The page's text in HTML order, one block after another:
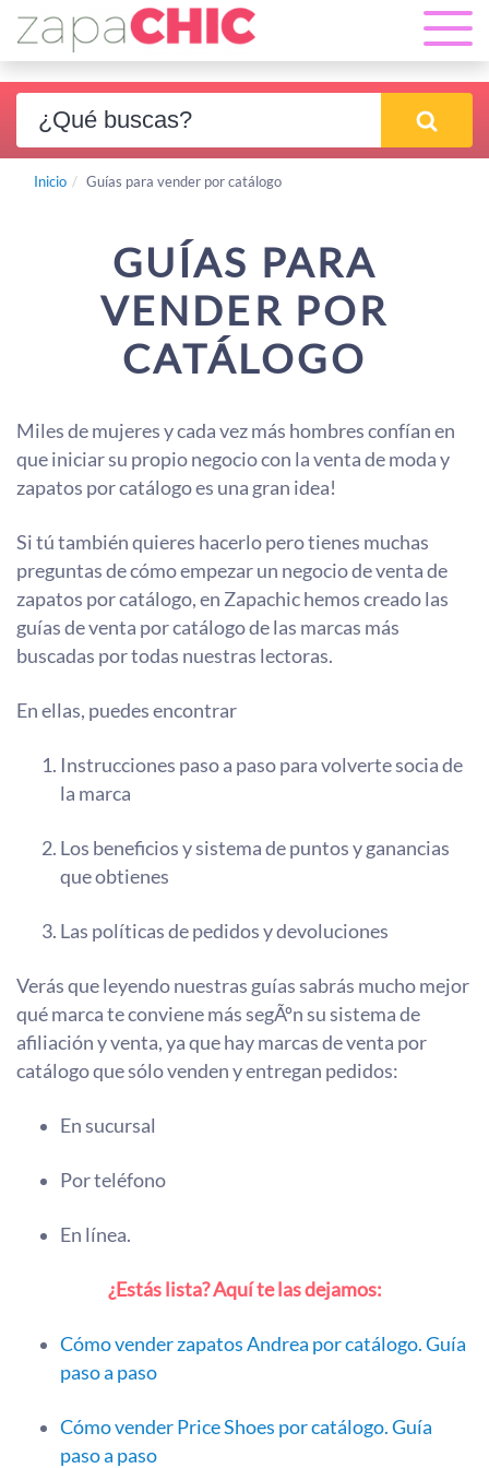
Inicio Guías para vender por catálogo
GUÍAS PARA
VENDER POR
CATÁLOGO
Miles de mujeres y cada vez más hombres confían en
que iniciar su propio negocio con la venta de moda y
zapatos por catálogo es una gran idea!
Si tú también quieres hacerlo pero tienes muchas
preguntas de cómo empezar un negocio de venta de
zapatos por catálogo, en Zapachic hemos creado las
guías de venta por catálogo de las marcas más
buscadas por todas nuestras lectoras.
En ellas, puedes encontrar
Instrucciones paso a paso para volverte socia de
la marca
Los beneficios y sistema de puntos y ganancias
que obtienes
Las políticas de pedidos y devoluciones
Verás que leyendo nuestras guías sabrás mucho mejor
qué marca te conviene más segÃºn su sistema de
afiliación y venta, ya que hay marcas de venta por
catálogo que sólo venden y entregan pedidos:
En sucursal
Por teléfono
En línea.
¿Estás lista? Aquí te las dejamos:
Cómo vender zapatos Andrea por catálogo. Guía
paso a paso
Cómo vender Price Shoes por catálogo. Guí­a
paso a paso